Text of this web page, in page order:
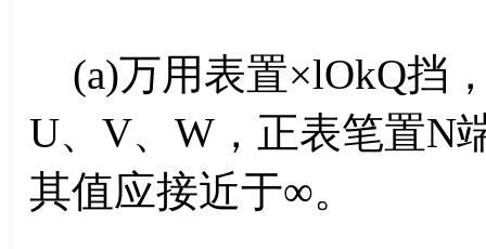
(a)万用表置×lOkQ挡
U、V、W，正表笔置N
其值应接近于∞。